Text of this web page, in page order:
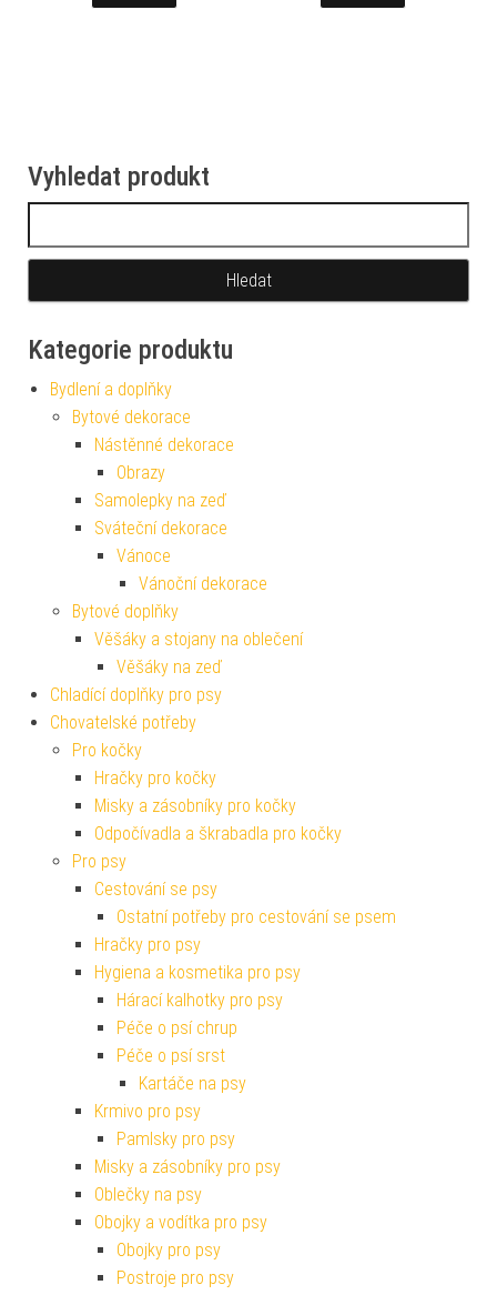
Vyhledat produkt
Kategorie produktu
Bydlení a doplňky
Bytové dekorace
Nástěnné dekorace
Obrazy
Samolepky na zeď
Sváteční dekorace
Vánoce
Vánoční dekorace
Bytové doplňky
Věšáky a stojany na oblečení
Věšáky na zeď
Chladící doplňky pro psy
Chovatelské potřeby
Pro kočky
Hračky pro kočky
Misky a zásobníky pro kočky
Odpočívadla a škrabadla pro kočky
Pro psy
Cestování se psy
Ostatní potřeby pro cestování se psem
Hračky pro psy
Hygiena a kosmetika pro psy
Hárací kalhotky pro psy
Péče o psí chrup
Péče o psí srst
Kartáče na psy
Krmivo pro psy
Pamlsky pro psy
Misky a zásobníky pro psy
Oblečky na psy
Obojky a vodítka pro psy
Obojky pro psy
Postroje pro psy